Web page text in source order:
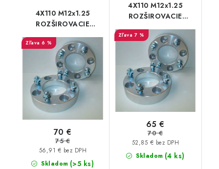
4X110 M12x1.25
ROZŠIROVACIE
PODLOŽKY Segway 4,5
cm
6 %
Skladom (>5 ks)
56,91 € bez DPH
70 €
75 €
4X110 M12x1.25
ROZŠIROVACIE
PODLOŽKY Segway 3
cm
7 %
Skladom (4 ks)
52,85 € bez DPH
65 €
70 €